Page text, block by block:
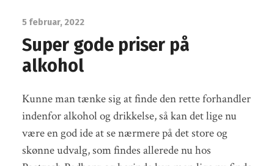
5 februar, 2022
Super gode priser på
alkohol
Kunne man tænke sig at finde den rette forhandler
indenfor alkohol og drikkelse, så kan det lige nu
være en god ide at se nærmere på det store og
skønne udvalg, som findes allerede nu hos